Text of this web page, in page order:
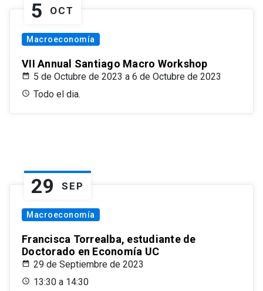
5 OCT
Macroeconomía
VII Annual Santiago Macro Workshop
5 de Octubre de 2023 a 6 de Octubre de 2023
Todo el dia.
29 SEP
Macroeconomía
Francisca Torrealba, estudiante de
Doctorado en Economía UC
29 de Septiembre de 2023
13:30 a 14:30